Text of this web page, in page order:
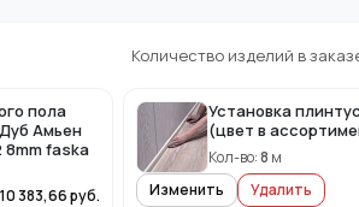
Количество изделий в
пола
Амьен
8mm faska
10 383,66руб.
Установка
(цвет в
Кол-во:8 м
Изменить
Удалить